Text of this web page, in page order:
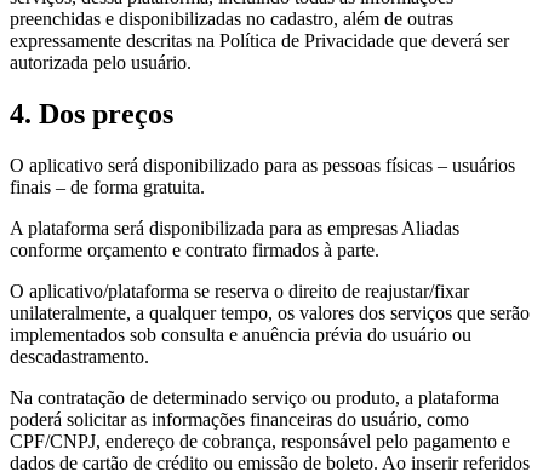
preenchidas e disponibilizadas no cadastro, além de outras
expressamente descritas na Política de Privacidade que deverá ser
autorizada pelo usuário.
4. Dos preços
O aplicativo será disponibilizado para as pessoas físicas – usuários
finais – de forma gratuita.
A plataforma será disponibilizada para as empresas Aliadas
conforme orçamento e contrato firmados à parte.
O aplicativo/plataforma se reserva o direito de reajustar/fixar
unilateralmente, a qualquer tempo, os valores dos serviços que serão
implementados sob consulta e anuência prévia do usuário ou
descadastramento.
Na contratação de determinado serviço ou produto, a plataforma
poderá solicitar as informações financeiras do usuário, como
CPF/CNPJ, endereço de cobrança, responsável pelo pagamento e
dados de cartão de crédito ou emissão de boleto. Ao inserir referidos